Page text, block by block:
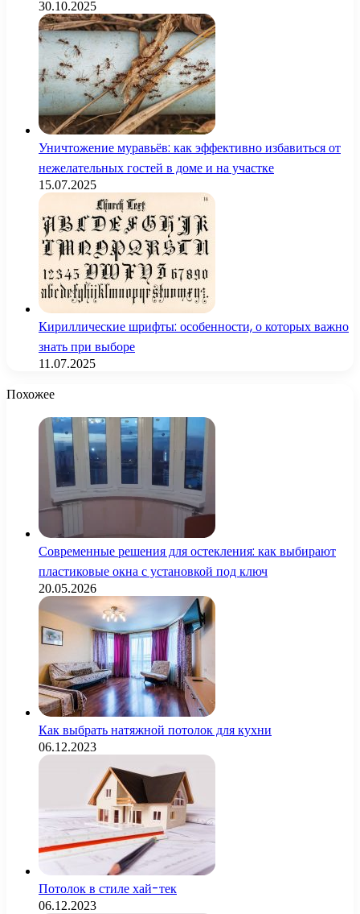
30.10.2025
Уничтожение муравьёв: как эффективно избавиться от
нежелательных гостей в доме и на участке
15.07.2025
Кириллические шрифты: особенности, о которых важно
знать при выборе
11.07.2025
Похожее
Современные решения для остекления: как выбирают
пластиковые окна с установкой под ключ
20.05.2026
Как выбрать натяжной потолок для кухни
06.12.2023
Потолок в стиле хай-тек
06.12.2023